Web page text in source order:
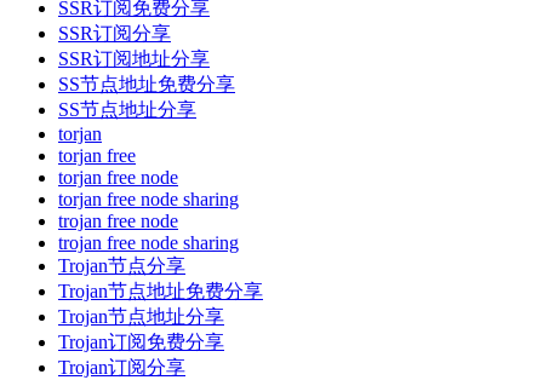
SSR订阅免费分享
SSR订阅分享
SSR订阅地址分享
SS节点地址免费分享
SS节点地址分享
torjan
torjan free
torjan free node
torjan free node sharing
trojan free node
trojan free node sharing
Trojan节点分享
Trojan节点地址免费分享
Trojan节点地址分享
Trojan订阅免费分享
Trojan订阅分享